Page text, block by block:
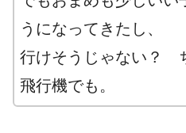
うになってきたし、
行けそうじゃない？
飛行機でも。